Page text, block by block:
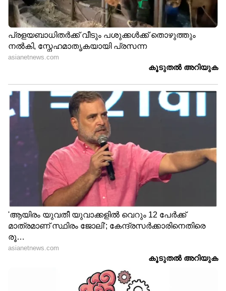
നിയമങ്ങൾ കർശനമായി
നടപ്പിലാക്കുന്നുണ്ടെന്ന് പറയുമ്പോഴും,
കേരളത്തിലെ പല സ്വകാര്യ ആശുപത്രികളിലും
നഴ്സുമാർക്ക് സർക്കാർ നിശ്ചയിച്ച മിനിമം
വേതനം പോലും ലഭിക്കുന്നില്ല എന്ന പരാതി
ചെലവുകൾ ദിനംപ്രതി വർദ്ധിക്കുന്ന ഇന്നത്തെ
കാലത്ത്, തുച്ഛമായ ശമ്പളം കൊണ്ട് ജീവിതം
മുന്നോട്ട് കൊണ്ടുപോകാൻ കേരളത്തിലെ
നഴ്സുമാർ വളരെയധികം ബുദ്ധിമുട്ടുന്നുണ്ട്.
നഴ്സിങ് പഠനത്തിനായി ബാങ്കുകളിൽ നിന്നും
മറ്റും എടുത്ത വിദ്യാഭ്യാസ വായ്പകൾ
തിരിച്ചടയ്ക്കാൻ പോലും തികയാത്ത
ശമ്പളമാണ് പലർക്കും ലഭിക്കുന്നത്.
ഇതിനുപുറമെയാണ് സ്വകാര്യ മാനേജ്മെന്റുകൾ
ചെലവ് ചുരുക്കുന്നതിന്റെ ഭാഗമായി
ജീവനക്കാരുടെ എണ്ണം വെട്ടിക്കുറയ്ക്കുന്നത്.
ഇത് നിലവിൽ ജോലി ചെയ്യുന്ന നഴ്സുമാരുടെ
മേൽ ഇരട്ടി ഭാരമാണ് അടിച്ചേൽപ്പിക്കുന്നത്.